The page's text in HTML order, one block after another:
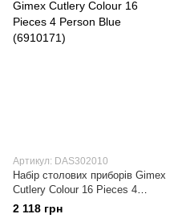
Артикул: DAS302010
Набір столових приборів Gimex
Cutlery Colour 16 Pieces 4
Person Blue (6910171)
2 118 грн